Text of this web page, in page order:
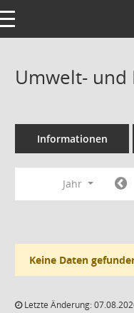
navigation
Umwelt- und
Informationen
Jahr
Keine Daten
Letzte Änderung: